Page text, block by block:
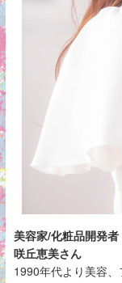
美容家/化粧品開発者
咲丘恵美さん
1990年代より美容